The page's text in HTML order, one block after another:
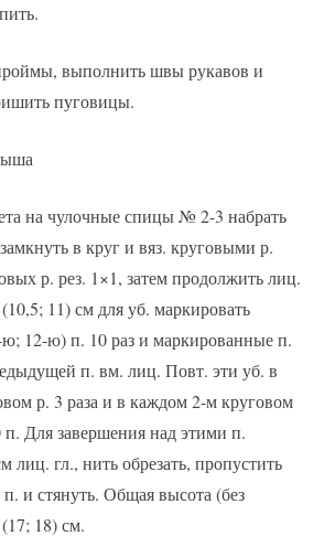
выполнить швы рукавов и
пуговицы.
на чулочные спицы № 2-3 набрать
в круг и вяз. круговыми р.
р. рез. 1×1, затем продолжить лиц.
11) см для уб. маркировать
12-ю) п. 10 раз и маркированные п.
п. вм. лиц. Повт. эти уб. в
р. 3 раза и в каждом 2-м круговом
п. Для завершения над этими п.
лиц. гл., нить обрезать, пропустить
п. и стянуть. Общая высота (без
18) см.